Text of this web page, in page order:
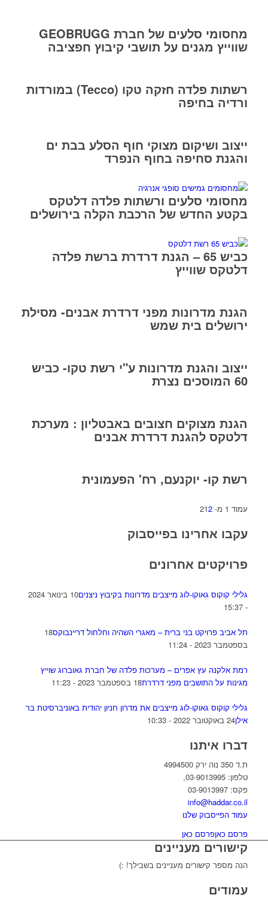
מחסומי סלעים של חברת GEOBRUGG
שווייץ מגנים על תושבי קיבוץ חפציבה
רשתות פלדה חזקה טקו (Tecco) במורדות
ורדיה בחיפה
ייצוב ושיקום מצוקי חוף הסלע בבת ים
והגנת סחיפה בחוף הנפרד
מחסומי סלעים ורשתות פלדה דלטקס
בקטע החדש של הרכבת הקלה בירושלים
כביש 65 – הגנת דרדרת ברשת פלדה
דלטקס שווייץ
הגנת מדרונות מפני דרדרת אבנים- מסילת
ירושלים בית שמש
ייצוב והגנת מדרונות ע"י רשת טקו- כביש
60 המוסכים נצרת
הגנת מצוקים חצובים באבטליון : מערכת
דלטקס להגנת דרדרת אבנים
רשת קו- יוקנעם, רח' הפעמונית
עמוד 1 מ- 2 12
עקבו אחרינו בפייסבוק
פרויקטים אחרונים
גלילי קוקוס גאוקו-לוג מייצבים מדרונות בקיבוץ ניצנים
10 בינואר 2024
- 15:37
תל אביב פרויקט בני ברית – מאגרי השהיה וחלחול דריינבוקס18
בספטמבר 2023 - 11:24
רמת אלקנה עץ אפרים – מערכות פלדה של חברת גאוברוג שוייץ
מגינות על התושבים מפני דרדרת18 בספטמבר 2023 - 11:23
גלילי קוקוס גאוקו-לוג מייצבים את מדרון חניון יהודית באוניברסיטת בר
אילן24 באוקטובר 2022 - 10:33
דברו איתנו
ת.ד 350 נוה ירק 4994500
טלפון: 03-9013995,
פקס: 03-9013997
info@haddar.co.il
עמוד הפייסבוק שלנו
פרסם כאןפרסם כאן
קישורים מעניינים
הנה מספר קישורים מעניינים בשבילך! :)
עמודים